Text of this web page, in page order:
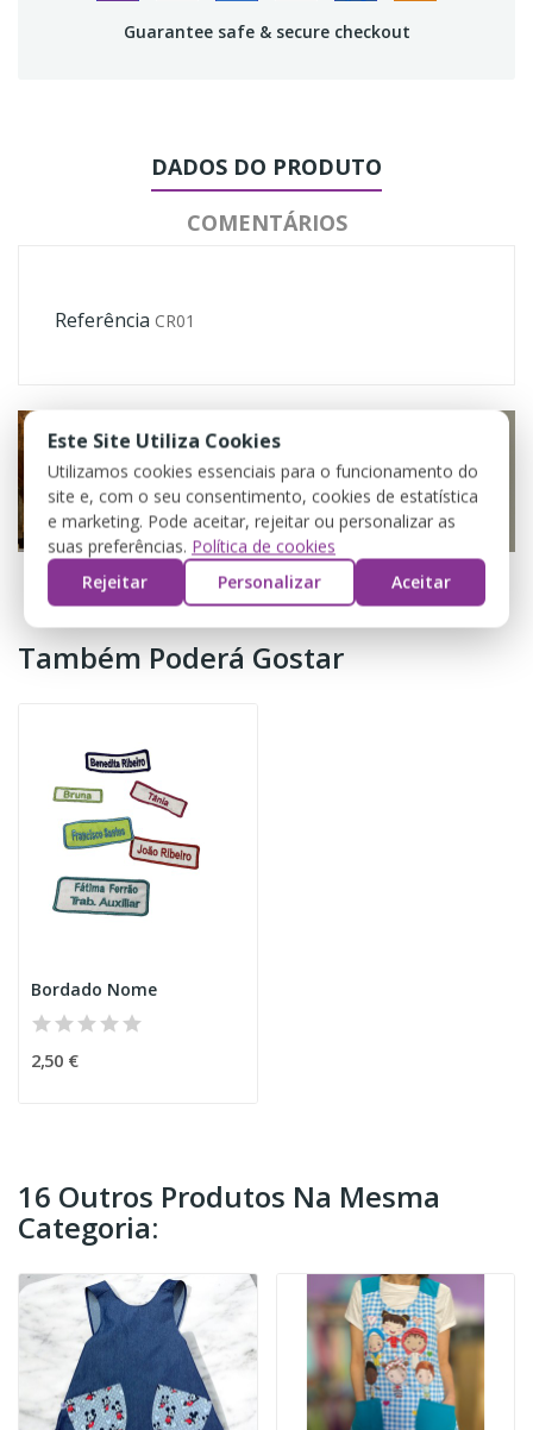
Guarantee safe & secure checkout
DADOS DO PRODUTO
COMENTÁRIOS
Referência CR01
Também Poderá Gostar
Bordado Nome
2,50 €
16 Outros Produtos Na Mesma
Categoria:
Este Site Utiliza Cookies
Utilizamos cookies essenciais para o funcionamento do
site e, com o seu consentimento, cookies de estatística
e marketing. Pode aceitar, rejeitar ou personalizar as
suas preferências. Política de cookies
Rejeitar
Personalizar Aceitar